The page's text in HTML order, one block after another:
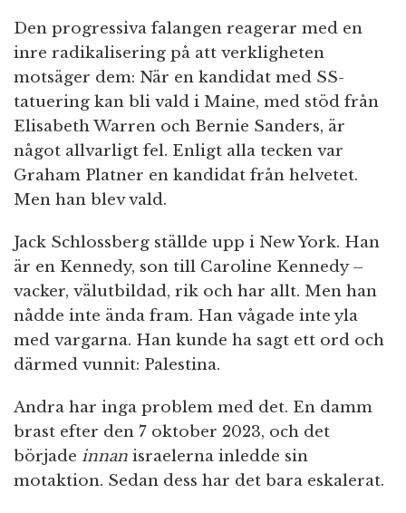
Den progressiva falangen reagerar med en
inre radikalisering på att verkligheten
motsäger dem: När en kandidat med SS-
tatuering kan bli vald i Maine, med stöd från
Elisabeth Warren och Bernie Sanders, är
något allvarligt fel. Enligt alla tecken var
Graham Platner en kandidat från helvetet.
Men han blev vald.
Jack Schlossberg ställde upp i New York. Han
är en Kennedy, son till Caroline Kennedy –
vacker, välutbildad, rik och har allt. Men han
nådde inte ända fram. Han vågade inte yla
med vargarna. Han kunde ha sagt ett ord och
därmed vunnit: Palestina.
Andra har inga problem med det. En damm
brast efter den 7 oktober 2023, och det
började innan israelerna inledde sin
motaktion. Sedan dess har det bara eskalerat.